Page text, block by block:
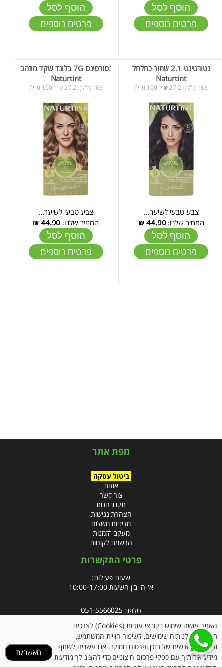
הוסף לסל
פרטים נוספים
הוסף לסל
פרטים נוספים
נטורטינט 2.1 שחור כחלחל
Naturtint
165 מ"ל(27.21 ₪ ל-100 מ"ל)
צבע טבעי לשיער...
המחיר שלנו:44.90
₪
הוסף לסל
פרטים נוספים
נטורטינט 7G בלונד שקד מוזהב
Naturtint
165 מ"ל(27.21 ₪ ל-100 מ"ל)
צבע טבעי לשיער...
המחיר שלנו: 44.90
₪
הוסף לסל
פרטים נוספים
מפת אתר
ביטול עסקה
אודות
צור קשר
תקנון חנות
הצהרת נגישות
מדיניות משלוח
מעקב הזמנות
הרשמת לקוחות
פרטי התקשרות
שעות פעילות:
א'-ה' בין השעות 10:00-17:00
טלפון:
אימייל:info@clubpharm.co.il
כתובת : קניון M הדרך, צומת ינאי, מושב בית חירות 40291
האתר עושה שימוש בקובצי עוגיות (Cookies) לצרכים
תפעוליים, לניתוח שימושים, לשיפור חוויית המשתמש,
ולהתאמה אישית של תוכן ופרסום ממוקד. אנו עשויים לשתף
מידע אודותיך עם ספקי פרסום חיצוניים כדי להציג לך מודעות
מאשר/ת